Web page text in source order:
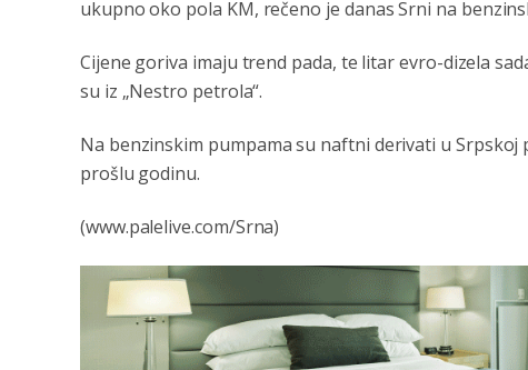
ukupno oko pola KM, rečeno je danas Srni na
Cijene goriva imaju trend pada, te litar evro-dizela
su iz „Nestro petrola“.
Na benzinskim pumpama su naftni derivati u
prošlu godinu.
(www.palelive.com/Srna)